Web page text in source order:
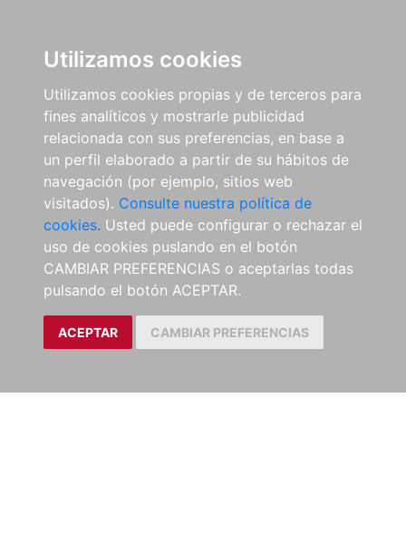
Utilizamos cookies
Utilizamos cookies propias y de terceros para
fines analíticos y mostrarle publicidad
relacionada con sus preferencias, en base a
un perfil elaborado a partir de su hábitos de
navegación (por ejemplo, sitios web
visitados). Consulte nuestra política de
cookies. Usted puede configurar o rechazar el
uso de cookies puslando en el botón
CAMBIAR PREFERENCIAS o aceptarlas todas
pulsando el botón ACEPTAR.
ACEPTAR CAMBIAR PREFERENCIAS